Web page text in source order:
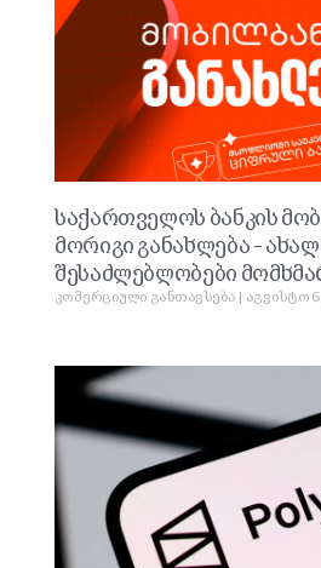
საქართველოს ბანკის
მორიგი განახლება –
შესაძლებლობები
კომერციული განთავსება აგვისტო